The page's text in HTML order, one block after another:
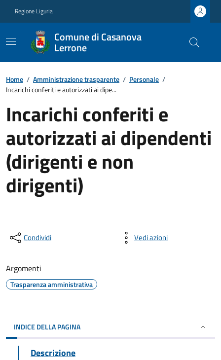
Regione Liguria
Comune di Casanova
Lerrone
Home / Amministrazione trasparente / Personale /
Incarichi conferiti e autorizzati ai dipe...
Incarichi conferiti e
autorizzati ai dipendenti
(dirigenti e non
dirigenti)
Condividi Vedi azioni
Argomenti
Trasparenza amministrativa
INDICE DELLA PAGINA
Descrizione